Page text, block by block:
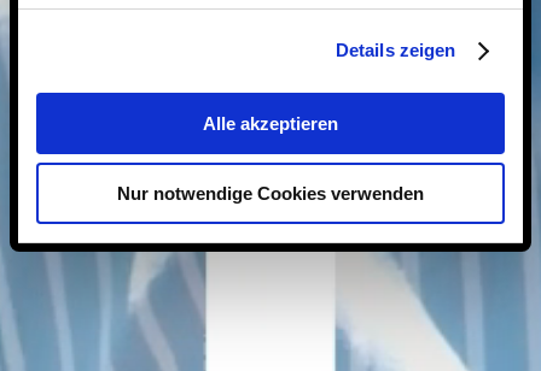
Details zeigen
Alle akzeptieren
Nur notwendige Cookies verwenden